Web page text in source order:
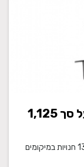
גיפטקארד דיגיטלי לחנויות ללין על סך 1,125
• לא משתתף במבצעים והנחות • פריסה ארצית : 135 חנויות במיקומים